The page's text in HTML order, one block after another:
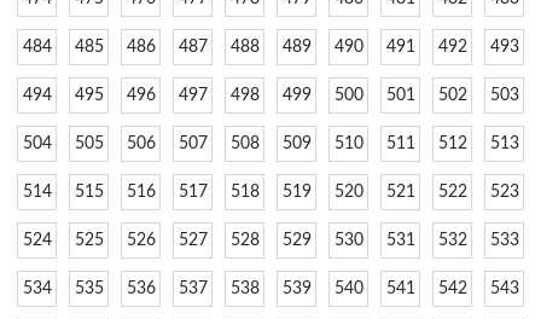
484 485 486 487 488 489 490 491 492 493
494 495 496 497 498 499 500 501 502 503
504 505 506 507 508 509 510 511 512 513
514 515 516 517 518 519 520 521 522 523
524 525 526 527 528 529 530 531 532 533
534 535 536 537 538 539 540 541 542 543